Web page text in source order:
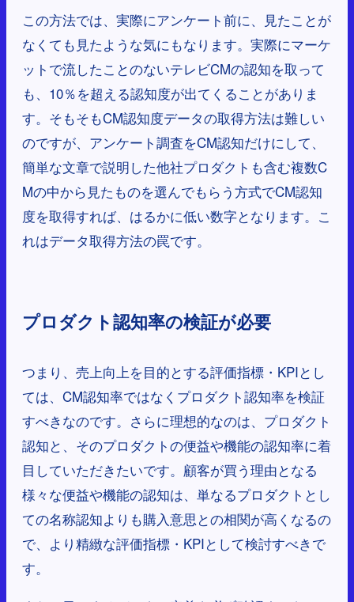
この方法では、実際にアンケート前に、見たことが
なくても見たような気にもなります。実際にマーケ
ットで流したことのないテレビCMの認知を取って
も、10％を超える認知度が出てくることがありま
す。そもそもCM認知度データの取得方法は難しい
のですが、アンケート調査をCM認知だけにして、
簡単な文章で説明した他社プロダクトも含む複数C
Mの中から見たものを選んでもらう方式でCM認知
度を取得すれば、はるかに低い数字となります。こ
れはデータ取得方法の罠です。
プロダクト認知率の検証が必要
つまり、売上向上を目的とする評価指標・KPIとし
ては、CM認知率ではなくプロダクト認知率を検証
すべきなのです。さらに理想的なのは、プロダクト
認知と、そのプロダクトの便益や機能の認知率に着
目していただきたいです。顧客が買う理由となる
様々な便益や機能の認知は、単なるプロダクトとし
ての名称認知よりも購入意思との相関が高くなるの
で、より精緻な評価指標・KPIとして検討すべきで
す。